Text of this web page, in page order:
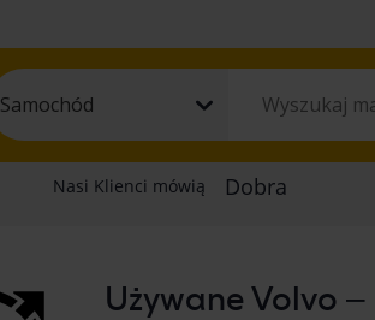
Samochód
Używane Volvo